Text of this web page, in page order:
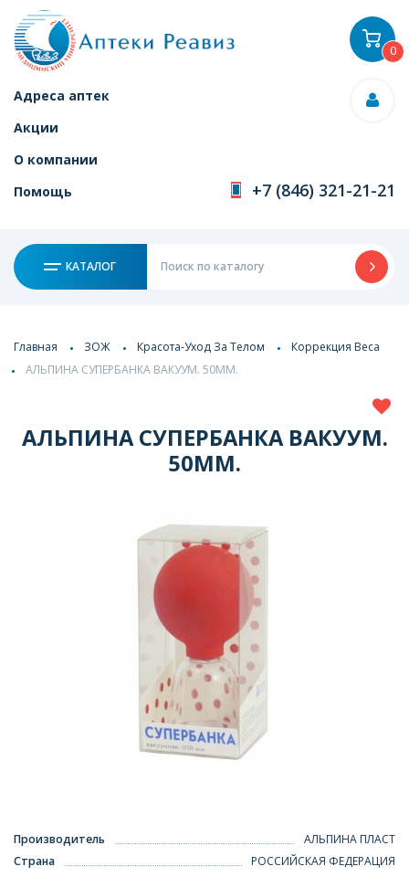
Адреса аптек
Акции
О компании
Помощь
+7 (846) 321-21-21
КАТАЛОГ
0
Главная ЗОЖ Красота-Уход За Телом
Коррекция Веса
АЛЬПИНА СУПЕРБАНКА ВАКУУМ. 50ММ.
АЛЬПИНА СУПЕРБАНКА ВАКУУМ.
50ММ.
Производитель
АЛЬПИНА ПЛАСТ
Страна
РОССИЙСКАЯ ФЕДЕРАЦИЯ